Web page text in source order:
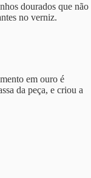
dourados que não
no verniz.
em ouro é
da peça, e criou a